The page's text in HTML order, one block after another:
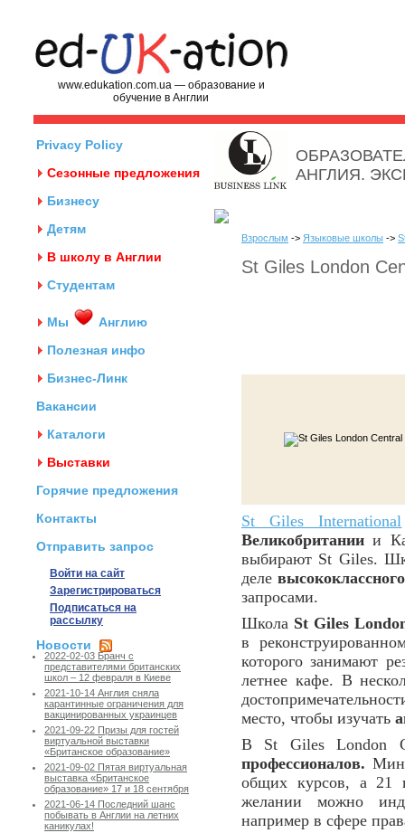
www.edukation.com.ua — образование и
обучение в Англии
Privacy Policy
Сезонные предложения
Бизнесу
Детям
В школу в Англии
Студентам
Мы
Англию
Полезная инфо
Бизнес-Линк
Вакансии
Каталоги
Выставки
Горячие предложения
Контакты
Отправить запрос
Войти на сайт
Зарегистрироваться
Подписаться на
рассылку
Новости
2022-02-03 Бранч с
представителями британских
школ – 12 февраля в Киеве
2021-10-14 Англия сняла
карантинные ограничения для
вакцинированных украинцев
2021-09-22 Призы для гостей
виртуальной выставки
«Британское образование»
2021-09-02 Пятая виртуальная
выставка «Британское
образование» 17 и 18 сентября
2021-06-14 Последний шанс
побывать в Англии на летних
каникулах!
АНГЛИЯ.
Взрослым -> Языковые школы ->
St Giles London
St Giles International
Великобритании и
выбирают St Giles.
деле
запросами.
Школа St Giles
в
которого занимают
летнее кафе. В
место, чтобы изучать
В St Giles London
профессионалов.
общих курсов, а 21
желании можно
например в сфере